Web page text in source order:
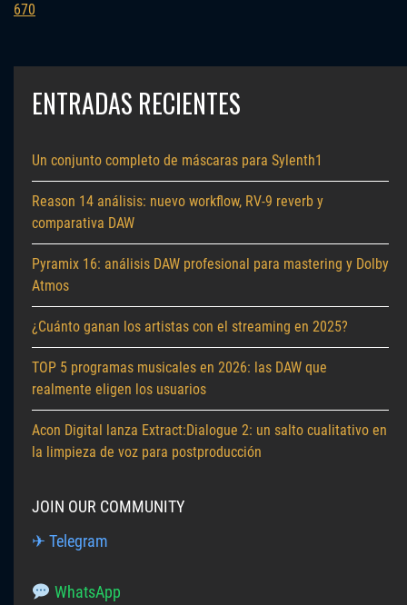
670
ENTRADAS RECIENTES
Un conjunto completo de máscaras para Sylenth1
Reason 14 análisis: nuevo workflow, RV-9 reverb y
comparativa DAW
Pyramix 16: análisis DAW profesional para mastering y Dolby
Atmos
¿Cuánto ganan los artistas con el streaming en 2025?
TOP 5 programas musicales en 2026: las DAW que
realmente eligen los usuarios
Acon Digital lanza Extract:Dialogue 2: un salto cualitativo en
la limpieza de voz para postproducción
JOIN OUR COMMUNITY
✈ Telegram
WhatsApp